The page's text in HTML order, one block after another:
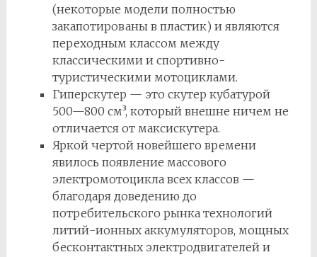
(некоторые модели полностью
закапотированы в пластик) и являются
переходным классом между
классическими и спортивно-
туристическими мотоциклами.
Гиперскутер — это скутер кубатурой
500—800 см³, который внешне ничем не
отличается от максискутера.
Яркой чертой новейшего времени
явилось появление массового
электромотоцикла всех классов —
благодаря доведению до
потребительского рынка технологий
литий-ионных аккумуляторов, мощных
бесконтактных электродвигателей и